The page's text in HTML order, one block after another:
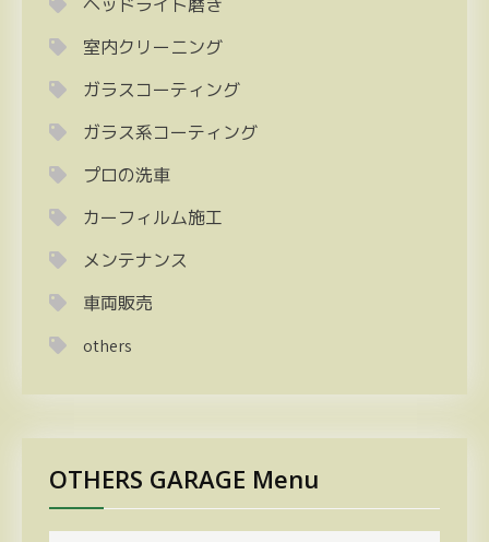
ヘッドライト磨き
室内クリーニング
ガラスコーティング
ガラス系コーティング
プロの洗車
カーフィルム施工
メンテナンス
車両販売
others
OTHERS GARAGE Menu